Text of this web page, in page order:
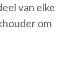
van elke
om